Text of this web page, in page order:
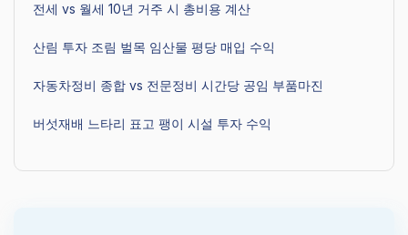
전세 vs 월세 10년 거주 시 총비용 계산
산림 투자 조림 벌목 임산물 평당 매입 수익
자동차정비 종합 vs 전문정비 시간당 공임 부품마진
버섯재배 느타리 표고 팽이 시설 투자 수익